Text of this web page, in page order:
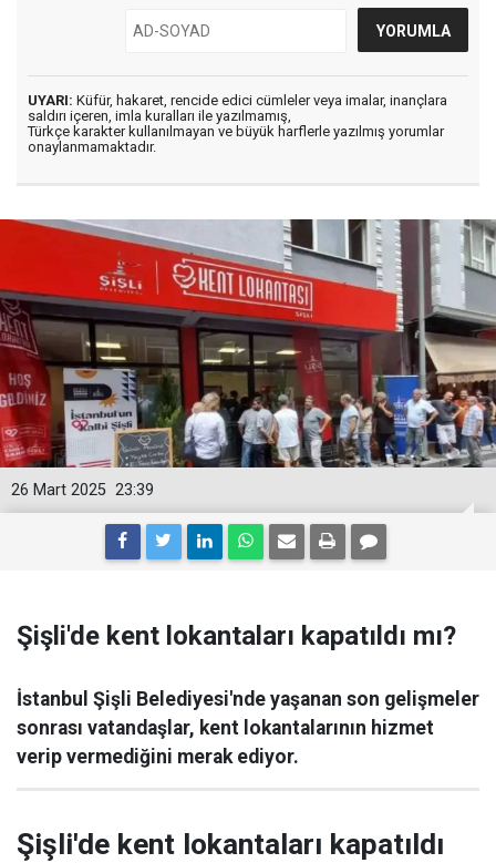
UYARI: Küfür, hakaret, rencide edici cümleler veya imalar, inançlara
saldırı içeren, imla kuralları ile yazılmamış,
Türkçe karakter kullanılmayan ve büyük harflerle yazılmış yorumlar
onaylanmamaktadır.
23:39
26 Mart 2025
Şişli'de kent lokantaları kapatıldı mı?
İstanbul Şişli Belediyesi'nde yaşanan son gelişmeler
sonrası vatandaşlar, kent lokantalarının hizmet
verip vermediğini merak ediyor.
Şişli'de kent lokantaları kapatıldı